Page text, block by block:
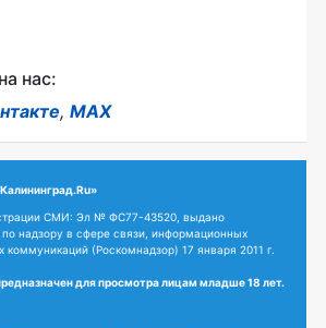
нас:
, MAX
СМИ: Эл № ФС77-43520, выдано
надзору в сфере связи, информационных
коммуникаций (Роскомнадзор) 17 января 2011 г.
для просмотра лицам младше 18 лет.